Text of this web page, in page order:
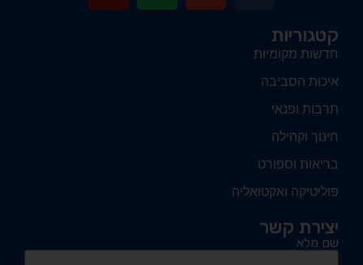
קטגוריות
חדשות מקומיות
איכות הסביבה
תרבות ופנאי
חינוך וקהילה
בריאות וספורט
פוליטיקה ואקטואליה
יצירת קשר
שם מלא